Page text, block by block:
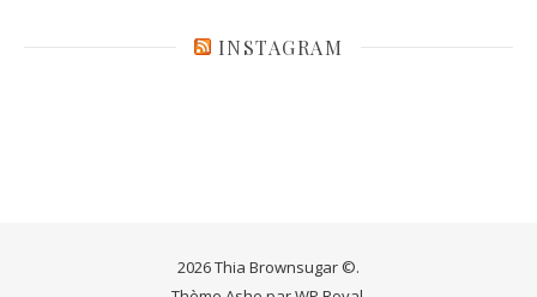
INSTAGRAM
2026 Thia Brownsugar ©.